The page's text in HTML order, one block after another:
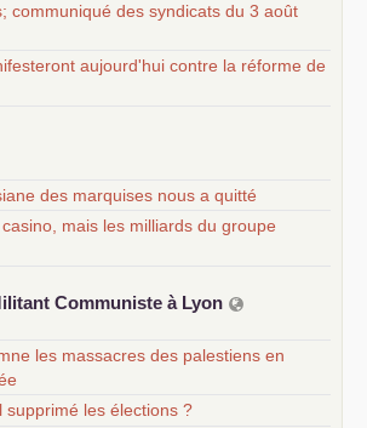
communiqué des syndicats du 3 août
aujourd'hui contre la réforme de
des marquises nous a quitté
mais les milliards du groupe
Communiste à Lyon
les massacres des palestiens en
supprimé les élections ?